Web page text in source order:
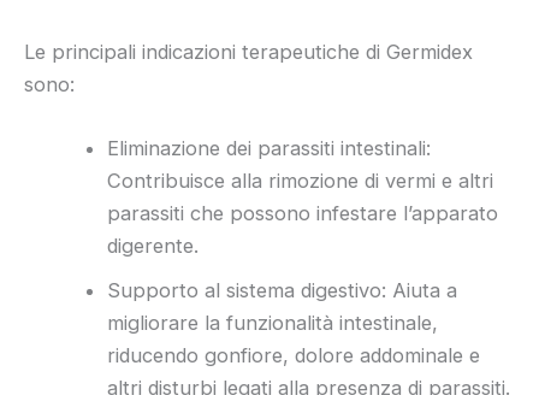
Le principali indicazioni terapeutiche di Germidex
sono:
Eliminazione dei parassiti intestinali:
Contribuisce alla rimozione di vermi e altri
parassiti che possono infestare l’apparato
digerente.
Supporto al sistema digestivo: Aiuta a
migliorare la funzionalità intestinale,
riducendo gonfiore, dolore addominale e
altri disturbi legati alla presenza di parassiti.